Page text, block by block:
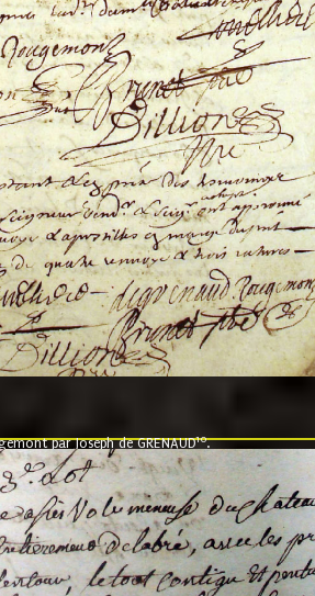
par Joseph de GRENAUD10.
treze le ving neuvième jour du mois de
Claude Guillaume de Moyriat chevalier baron
et irrevocablement a monseigneur monsieur
roy au parlement de Bourgogne, present et
de la Vellière a sur ses hommes, indivisables et